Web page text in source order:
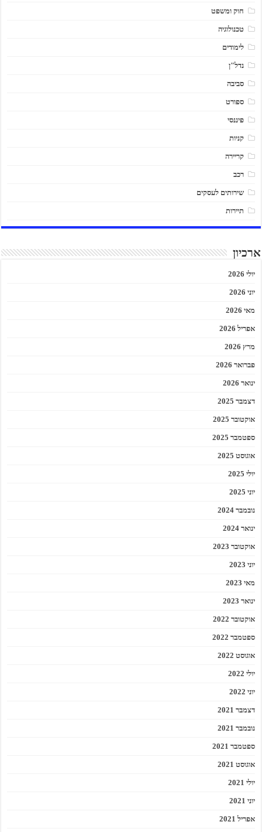
חוק ומשפט
טכנולוגיה
לימודים
נדל"ן
סביבה
ספורט
פיננסי
קניות
קריירה
רכב
שירותים לעסקים
תיירות
ארכיון
יולי 2026
יוני 2026
מאי 2026
אפריל 2026
מרץ 2026
פברואר 2026
ינואר 2026
דצמבר 2025
אוקטובר 2025
ספטמבר 2025
אוגוסט 2025
יולי 2025
יוני 2025
נובמבר 2024
ינואר 2024
אוקטובר 2023
יוני 2023
מאי 2023
ינואר 2023
אוקטובר 2022
ספטמבר 2022
אוגוסט 2022
יולי 2022
יוני 2022
דצמבר 2021
נובמבר 2021
ספטמבר 2021
אוגוסט 2021
יולי 2021
יוני 2021
אפריל 2021